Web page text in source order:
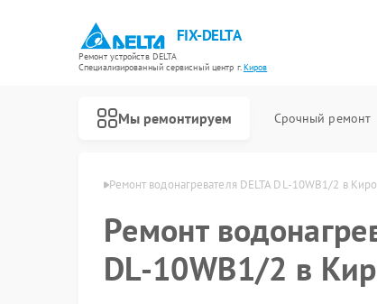
FIX-DELTA
Ремонт устройств DELTA
Специализированный cервисный центр г.Киров
Мы ремонтируем Срочный ремонт
Ремонт водонагревателя DELTA DL-10WB1/2 в
Ремонт
DL-10WB1/2 в